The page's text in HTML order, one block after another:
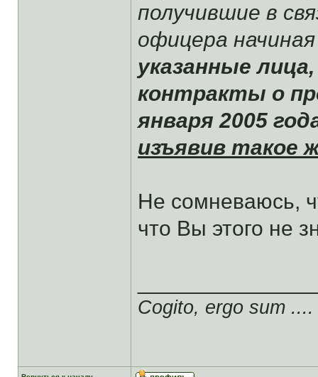
получившие в
офицера
указанные
контракты о
января 2005
изъявив такое
Не сомневаюсь,
что Вы этого не
Cogito, ergo sum ....